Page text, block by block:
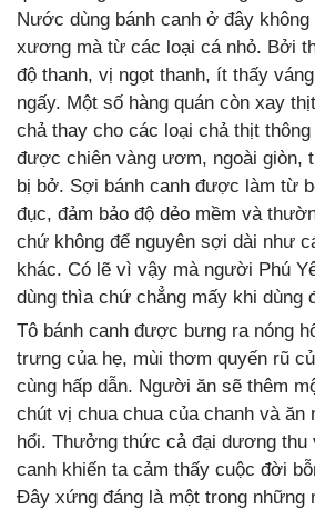
Nước dùng bánh canh ở đây
xương mà từ các loại cá nhỏ. Bởi
độ thanh, vị ngọt thanh, ít thấy
ngấy. Một số hàng quán còn xay
chả thay cho các loại chả thịt
được chiên vàng ươm, ngoài giòn,
bị bở. Sợi bánh canh được làm từ
đục, đảm bảo độ dẻo mềm và
chứ không để nguyên sợi dài như
khác. Có lẽ vì vậy mà người Phú
dùng thìa chứ chẳng mấy khi dùng
Tô bánh canh được bưng ra nóng
trưng của hẹ, mùi thơm quyến rũ
cùng hấp dẫn. Người ăn sẽ thêm
chút vị chua chua của chanh và ăn
hổi. Thưởng thức cả đại dương thu
canh khiến ta cảm thấy cuộc đời
Đây xứng đáng là một trong những